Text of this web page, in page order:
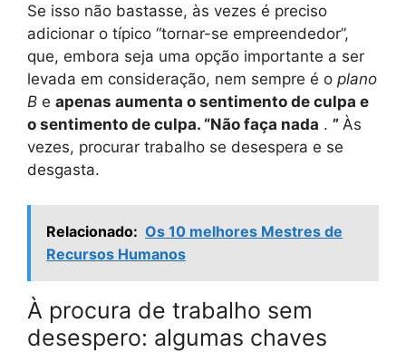
Se isso não bastasse, às vezes é preciso
adicionar o típico “tornar-se empreendedor”,
que, embora seja uma opção importante a ser
levada em consideração, nem sempre é o plano
B e apenas aumenta o sentimento de culpa e
o sentimento de culpa. “Não faça nada . ” Às
vezes, procurar trabalho se desespera e se
desgasta.
Relacionado: Os 10 melhores Mestres de
Recursos Humanos
À procura de trabalho sem
desespero: algumas chaves